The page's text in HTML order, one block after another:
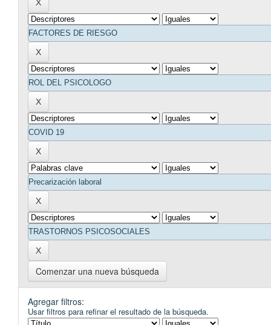
Comenzar una nueva búsqueda
Agregar filtros:
Usar filtros para refinar el resultado de la búsqueda.